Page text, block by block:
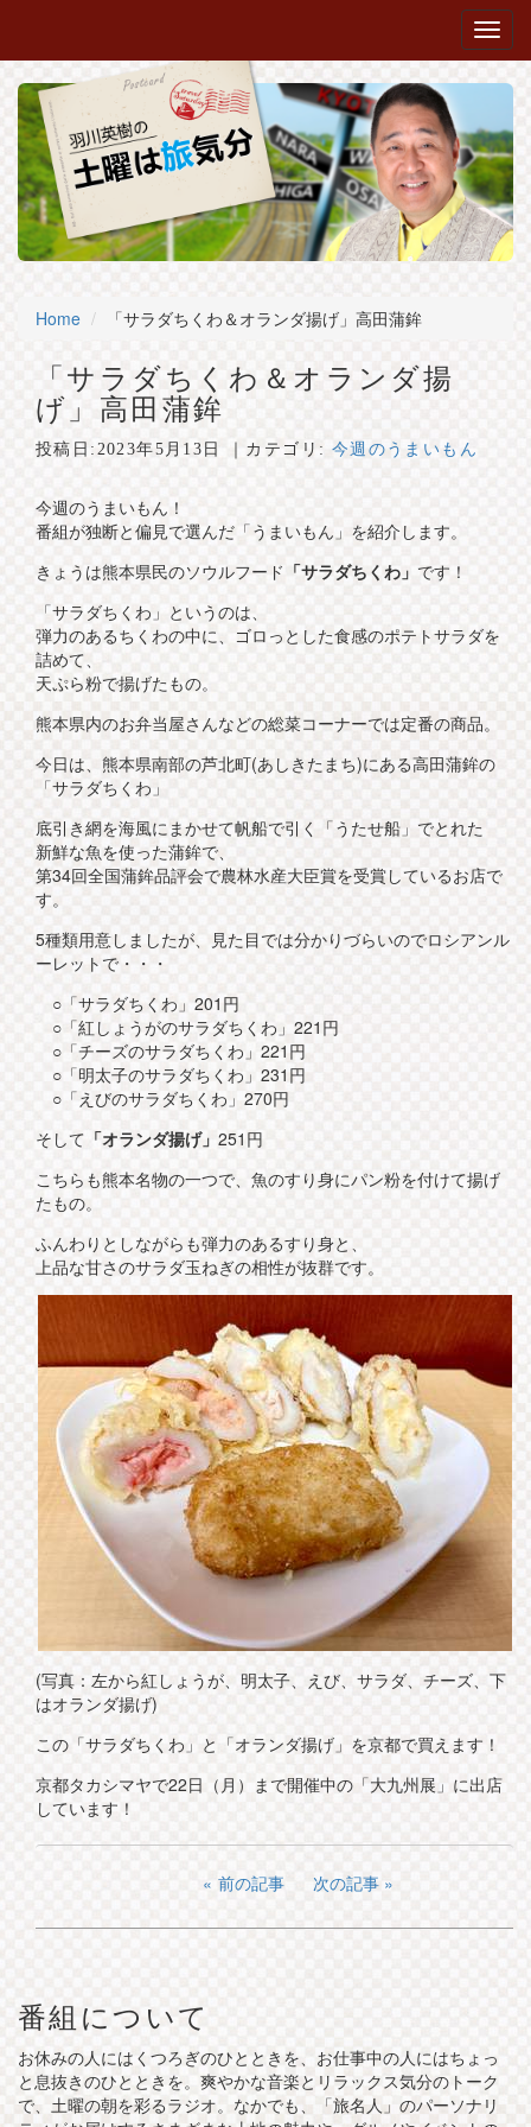
Home 「サラダちくわ＆オランダ揚げ」高田蒲鉾
「サラダちくわ＆オランダ揚
げ」高田蒲鉾
投稿日: 2023年5月13日 ｜カテゴリ: 今週のうまいもん
今週のうまいもん！
番組が独断と偏見で選んだ「うまいもん」を紹介します。
きょうは熊本県民のソウルフード 「サラダちくわ」 です！
「サラダちくわ」というのは、
弾力のあるちくわの中に、ゴロっとした食感のポテトサラダを
詰めて、
天ぷら粉で揚げたもの。
熊本県内のお弁当屋さんなどの総菜コーナーでは定番の商品。
今日は、熊本県南部の芦北町(あしきたまち)にある高田蒲鉾の
「サラダちくわ」
底引き網を海風にまかせて帆船で引く「うたせ船」でとれた
新鮮な魚を使った蒲鉾で、
第34回全国蒲鉾品評会で農林水産大臣賞を受賞しているお店で
す。
5種類用意しましたが、見た目では分かりづらいのでロシアンル
ーレットで・・・
○「サラダちくわ」201円
○「紅しょうがのサラダちくわ」221円
○「チーズのサラダちくわ」221円
○「明太子のサラダちくわ」231円
○「えびのサラダちくわ」270円
そして 「オランダ揚げ」 251円
こちらも熊本名物の一つで、魚のすり身にパン粉を付けて揚げ
たもの。
ふんわりとしながらも弾力のあるすり身と、
上品な甘さのサラダ玉ねぎの相性が抜群です。
(写真：左から紅しょうが、明太子、えび、サラダ、チーズ、下
はオランダ揚げ)
この「サラダちくわ」と「オランダ揚げ」を京都で買えます！
京都タカシマヤで22日（月）まで開催中の「大九州展」に出店
しています！
前の記事 次の記事
番組について
お休みの人にはくつろぎのひとときを、お仕事中の人にはちょっ
と息抜きのひとときを。爽やかな音楽とリラックス気分のトーク
で、土曜の朝を彩るラジオ。なかでも、「旅名人」のパーソナリ